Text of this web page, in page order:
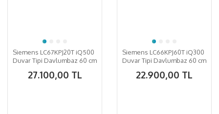
Siemens LC67KPJ20T iQ500
Duvar Tipi Davlumbaz 60 cm
27.100,00 TL
Siemens LC66KPJ60T iQ300
Duvar Tipi Davlumbaz 60 cm
22.900,00 TL